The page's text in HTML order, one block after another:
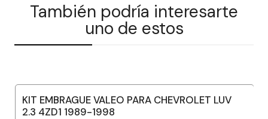
También podría interesarte
uno de estos
KIT EMBRAGUE VALEO PARA CHEVROLET LUV
2.3 4ZD1 1989-1998